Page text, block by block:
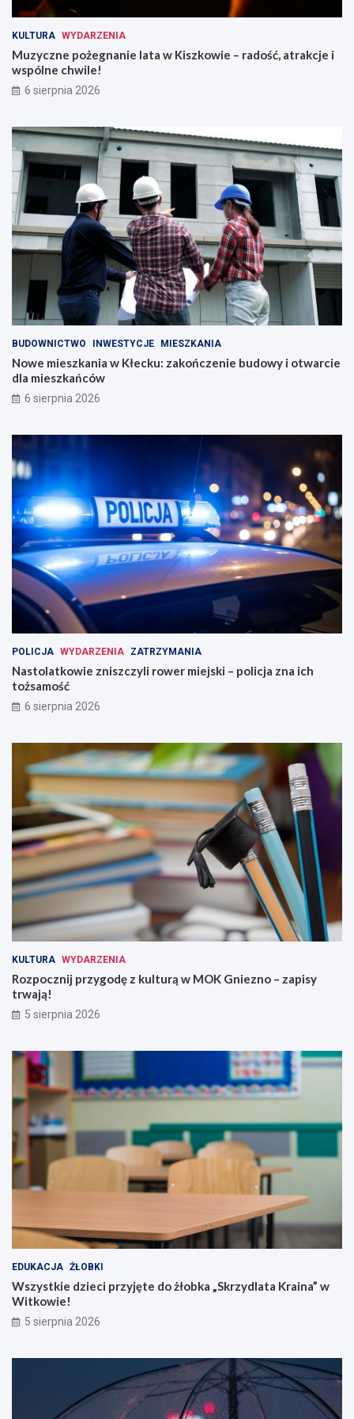
KULTURA WYDARZENIA
Muzyczne pożegnanie lata w Kiszkowie – radość, atrakcje i
wspólne chwile!
6 sierpnia 2026
BUDOWNICTWO INWESTYCJE MIESZKANIA
Nowe mieszkania w Kłecku: zakończenie budowy i otwarcie
dla mieszkańców
6 sierpnia 2026
POLICJA WYDARZENIA ZATRZYMANIA
Nastolatkowie zniszczyli rower miejski – policja zna ich
tożsamość
6 sierpnia 2026
KULTURA WYDARZENIA
Rozpocznij przygodę z kulturą w MOK Gniezno – zapisy
trwają!
5 sierpnia 2026
EDUKACJA ŻŁOBKI
Wszystkie dzieci przyjęte do żłobka „Skrzydlata Kraina” w
Witkowie!
5 sierpnia 2026